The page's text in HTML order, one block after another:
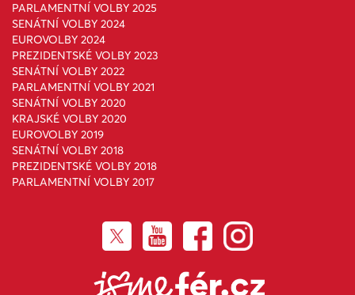
PARLAMENTNÍ VOLBY 2025
SENÁTNÍ VOLBY 2024
EUROVOLBY 2024
PREZIDENTSKÉ VOLBY 2023
SENÁTNÍ VOLBY 2022
PARLAMENTNÍ VOLBY 2021
SENÁTNÍ VOLBY 2020
KRAJSKÉ VOLBY 2020
EUROVOLBY 2019
SENÁTNÍ VOLBY 2018
PREZIDENTSKÉ VOLBY 2018
PARLAMENTNÍ VOLBY 2017